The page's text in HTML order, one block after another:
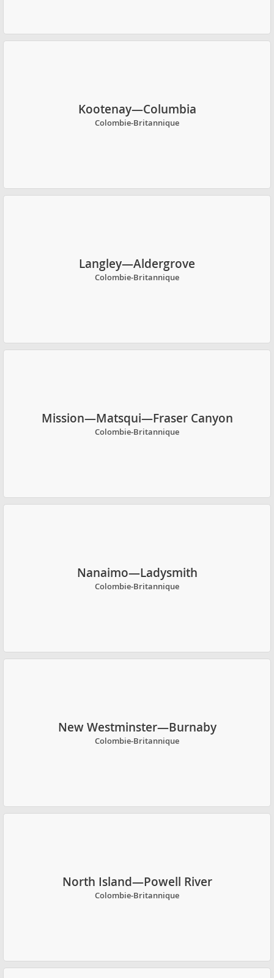
Kootenay—Columbia
Colombie-Britannique
Langley—Aldergrove
Colombie-Britannique
Mission—Matsqui—Fraser Canyon
Colombie-Britannique
Nanaimo—Ladysmith
Colombie-Britannique
New Westminster—Burnaby
Colombie-Britannique
North Island—Powell River
Colombie-Britannique